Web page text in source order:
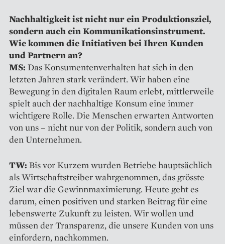
Nachhaltigkeit ist nicht nur ein Produktionsziel,
sondern auch ein Kommunikationsinstrument.
Wie kommen die Initiativen bei Ihren Kunden
und Partnern an?
MS: Das Konsumentenverhalten hat sich in den
letzten Jahren stark verändert. Wir haben eine
Bewegung in den digitalen Raum erlebt, mittlerweile
spielt auch der nachhaltige Konsum eine immer
wichtigere Rolle. Die Menschen erwarten Antworten
von uns – nicht nur von der Politik, sondern auch von
den Unternehmen.
TW: Bis vor Kurzem wurden Betriebe hauptsächlich
als Wirtschaftstreiber wahrgenommen, das grösste
Ziel war die Gewinnmaximierung. Heute geht es
darum, einen po­sitiven und starken Beitrag für eine
lebenswerte Zukunft zu leisten. Wir wollen und
müssen der Transparenz, die unsere Kunden von uns
einfordern, nachkommen.